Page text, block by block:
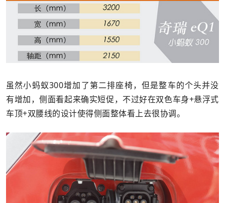
虽然小蚂蚁300增加了第二排座椅，但是整车的个头并没
有增加，侧面看起来确实短促，不过好在双色车身+悬浮式
车顶+双腰线的设计使得侧面整体看上去很协调。